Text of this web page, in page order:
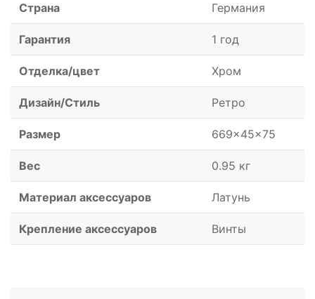
Страна Германия
Гарантия 1 год
Отделка/цвет Хром
Дизайн/Стиль Ретро
Размер 669x45x75
Вес 0.95 кг
Материал аксессуаров Латунь
Крепление аксессуаров Винты